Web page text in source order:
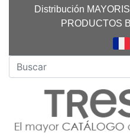
Distribución
PRODUCTOS